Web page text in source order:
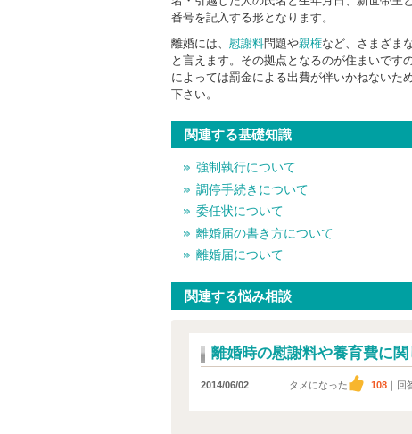
番号を記入する形となります。
離婚には、 慰謝料問題や親権など、さまざま
と言えます。その拠点となるのが住まいです
によっては罰金による出費が伴いかねないた
下さい。
関連する基礎知識
強制執行について
調停手続きについて
委任状について
離婚届の書き方について
離婚届について
関連する悩み相談
離婚時の慰謝料や養育費に関
2014/06/02 タメになった 108 ｜回